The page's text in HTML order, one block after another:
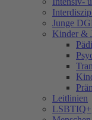
Junge
Kinder &
Leitlinien
LSBTIQ+